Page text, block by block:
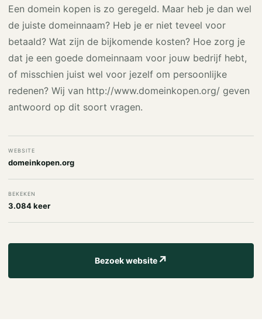
Een domein kopen is zo geregeld. Maar heb je dan wel
de juiste domeinnaam? Heb je er niet teveel voor
betaald? Wat zijn de bijkomende kosten? Hoe zorg je
dat je een goede domeinnaam voor jouw bedrijf hebt,
of misschien juist wel voor jezelf om persoonlijke
redenen? Wij van http://www.domeinkopen.org/ geven
antwoord op dit soort vragen.
WEBSITE
domeinkopen.org
BEKEKEN
3.084 keer
Bezoek website↗